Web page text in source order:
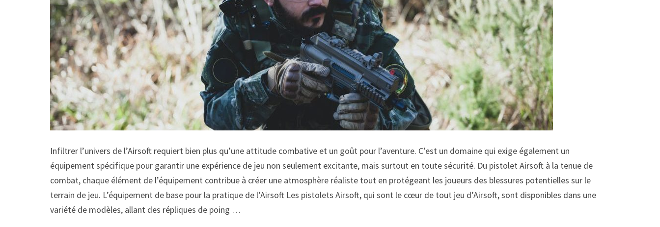
Infiltrer l’univers de l’Airsoft requiert bien plus qu’une attitude combative et un goût pour l’aventure. C’est un domaine qui exige également un
équipement spécifique pour garantir une expérience de jeu non seulement excitante, mais surtout en toute sécurité. Du pistolet Airsoft à la tenue de
combat, chaque élément de l’équipement contribue à créer une atmosphère réaliste tout en protégeant les joueurs des blessures potentielles sur le
terrain de jeu. L’équipement de base pour la pratique de l’Airsoft Les pistolets Airsoft, qui sont le cœur de tout jeu d’Airsoft, sont disponibles dans une
variété de modèles, allant des répliques de poing …